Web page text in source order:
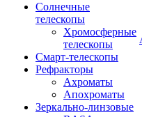
Солнечные
телескопы
Хромосферные
телескопы
Смарт-телескопы
Рефракторы
Ахроматы
Апохроматы
Зеркально-линзовые